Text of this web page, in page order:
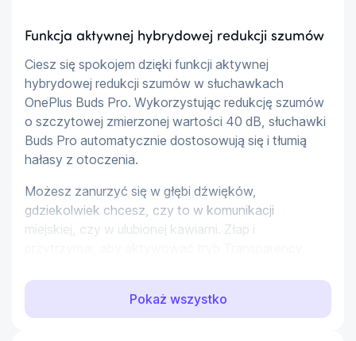
Funkcja aktywnej hybrydowej redukcji szumów
Ciesz się spokojem dzięki funkcji aktywnej
hybrydowej redukcji szumów w słuchawkach
OnePlus Buds Pro. Wykorzystując redukcję szumów
o szczytowej zmierzonej wartości 40 dB, słuchawki
Buds Pro automatycznie dostosowują się i tłumią
hałasy z otoczenia.
Możesz zanurzyć się w głębi dźwięków,
gdziekolwiek chcesz, czy to w komunikacji
miejskiej, czy w ulubionej kawiarni. Złap i
zachować uwagę na drodze.
Pokaż wszystko